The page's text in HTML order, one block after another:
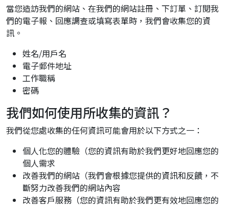
當您造訪我們的網站、在我們的網站註冊、下訂單、訂閱我
們的電子報、回應調查或填寫表單時，我們會收集您的資
訊。
姓名/用戶名
電子郵件地址
工作職稱
密碼
我們如何使用所收集的資訊？
我們從您處收集的任何資訊可能會用於以下方式之一：
個人化您的體驗（您的資訊有助於我們更好地回應您的
個人需求
改善我們的網站（我們會根據您提供的資訊和反饋，不
斷努力改善我們的網站內容
改善客戶服務（您的資訊有助於我們更有效地回應您的